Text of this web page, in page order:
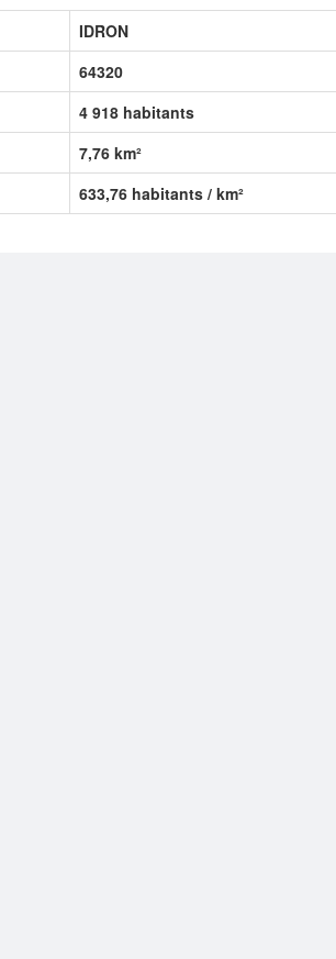
IDRON
64320
4 918 habitants
7,76 km²
633,76 habitants / km²